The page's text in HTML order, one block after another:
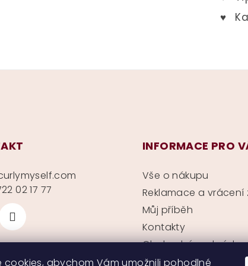
cookies, abychom Vám umožnili pohodlné
02 17 77
INFORMACE PRO
Vše o nákupu
Reklamace a vrácení
Můj příběh
Kontakty
Obchodní podmínky
Ochrana soukromí